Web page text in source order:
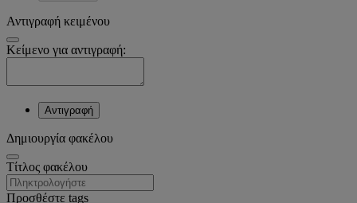
Αντιγραφή κειμένου
Κείμενο για αντιγραφή:
Αντιγραφή
Δημιουργία φακέλου
Tίτλος φακέλου
Προσθέστε tags